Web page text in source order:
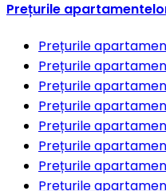
Prețurile
Prețurile
Prețurile
Prețurile
Prețurile
Prețurile
Prețurile
Prețurile
Prețurile